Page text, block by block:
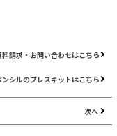
料請求・お問い合わせはこちら
ンシルのプレスキットはこちら
次へ